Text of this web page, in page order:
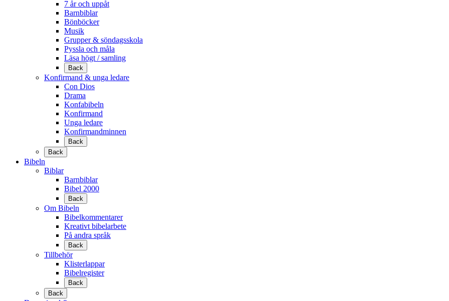
7 år och uppåt
Barnbiblar
Bönböcker
Musik
Grupper & söndagsskola
Pyssla och måla
Läsa högt / samling
Back
Konfirmand & unga ledare
Con Dios
Drama
Konfabibeln
Konfirmand
Unga ledare
Konfirmandminnen
Back
Back
Bibeln
Biblar
Barnbiblar
Bibel 2000
Back
Om Bibeln
Bibelkommentarer
Kreativt bibelarbete
På andra språk
Back
Tillbehör
Klisterlappar
Bibelregister
Back
Back